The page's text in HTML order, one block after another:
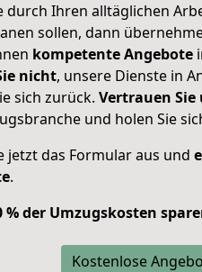
durch Ihren alltäglichen
sollen, dann
kompetente Angebote
nicht, unsere Dienste in
sich zurück. Vertrauen Sie
und holen Sie
jetzt das Formular aus und
.
% der Umzugskosten
Kostenlose